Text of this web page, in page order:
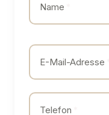
Name
E-Mail-Adresse
Telefon